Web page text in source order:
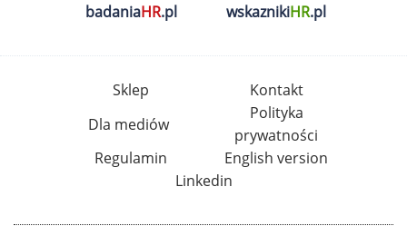
badaniaHR.pl wskaznikiHR.pl
Sklep
Kontakt
Dla mediów
Polityka
prywatności
Regulamin
English version
Linkedin